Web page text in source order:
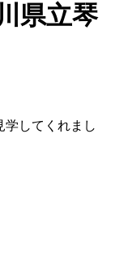
県立琴
学してくれまし